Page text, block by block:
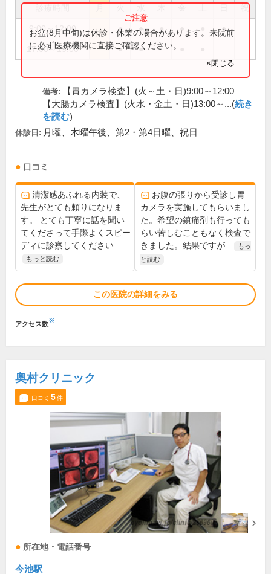
祝
9:00～12:00 ● ● ● ● ●
17:00～19:00 ● ●
お盆(8月中旬)は休診・休業の場合があります。来院前
に必ず医療機関に直接ご確認ください。
×閉じる
備考:
【胃カメラ検査】(火～土・日)9:00～12:00
【大腸カメラ検査】(火水・金土・日)13:00～...(続き
を読む)
休診日: 月曜、木曜午後、第2・第4日曜、祝日
口コミ
清潔感あふれる内装で、
先生がとても頼りになりま
す。 とても丁寧に話を聞い
てくださって手際よくスピー
ディに診察してください...
もっと読む
お腹の張りから受診し胃
カメラを実施してもらいまし
た。希望の鎮痛剤も行っても
らい苦しむこともなく検査で
きました。結果ですが...
もっ
と読む
この医院の詳細をみる
アクセス数※
奥村クリニック
口コミ 5件
所在地・電話番号
今池駅